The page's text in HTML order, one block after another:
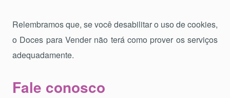
Relembramos que, se você desabilitar o uso de cookies,
o Doces para Vender não terá como prover os serviços
adequadamente.
Fale conosco